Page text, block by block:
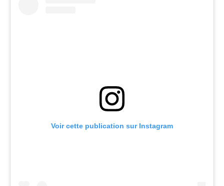
Voir cette publication sur Instagram